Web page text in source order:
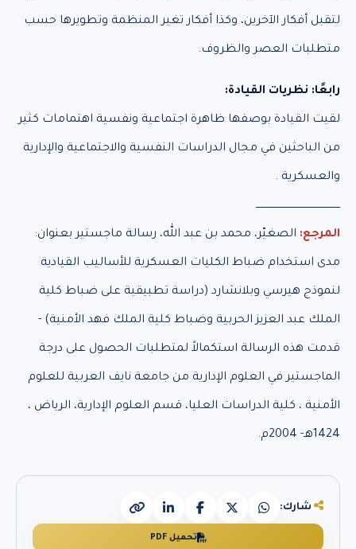
لتقبل أفكار الآخرين، وكذا أفكار تغير المنظمة وتطويرها حسب
متطلبات العصر والظروف.
رابعًا: نظريات القيادة:
لقيت القيادة بوصفها ظاهرة اجتماعية ونفسية اهتمامات كثير
من الباحثين في مجال الدراسات النفسية والاجتماعية والإدارية
والعسكرية .
ـــــــــــــــــــــــــــــــــــــــــــــــــــــ
المرجع: الصغيّر، محمد بن عبد الله، رسالة ماجستير بعنوان:
مدى استخدام ضباط الكليات العسكرية للأساليب القيادية
لنموذج هيرسي وبلانشارد (دراسة تطبيقية على ضباط كلية
الملك عبد العزيز الحربية وضباط كلية الملك فهد الأمنية) -
قدمت هذه الرسالة استكمالاً لمتطلبات الحصول على درجة
الماجستير في العلوم الإدارية من جامعة نايف العربية للعلوم
الأمنية ، كلية الدراسات العليا، قسم العلوم الإدارية، الرياض ،
1424هـ- 2004م.
شارك:
تحميل PDF